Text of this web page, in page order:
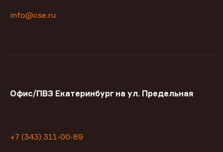
info@cse.ru
Офис/ПВЗ Екатеринбург на ул. Предельная
+7 (343) 311-00-89